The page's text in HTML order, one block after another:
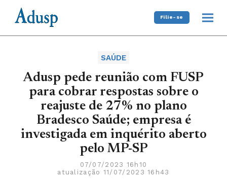
Filie-se
SAÚDE
Adusp pede reunião com FUSP
para cobrar respostas sobre o
reajuste de 27% no plano
Bradesco Saúde; empresa é
investigada em inquérito aberto
pelo MP-SP
07/07/2023 16h10
atualização 11/07/2023 16h43